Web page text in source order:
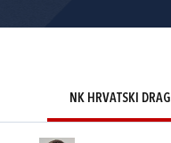
NK HRVATSKI